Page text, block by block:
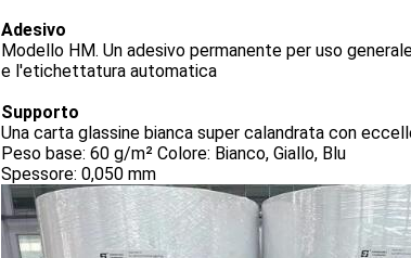
Adesivo
Modello HM. Un adesivo permanente per uso
e l'etichettatura automatica
Supporto
Una carta glassine bianca super calandrata con
Peso base: 60 g/m² Colore: Bianco, Giallo, Blu
Spessore: 0,050 mm